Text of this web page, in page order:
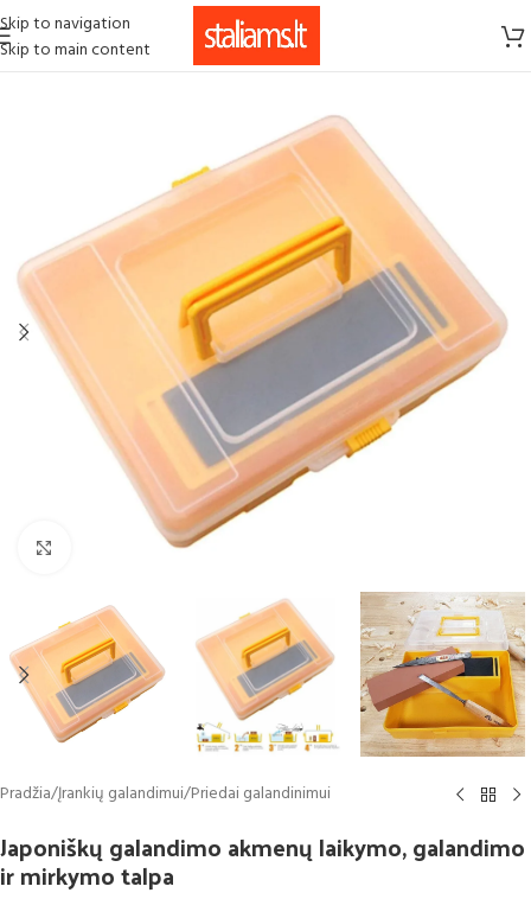
Skip to navigation
Skip to main content
Click to enlarge
Pradžia/Įrankių galandimui/Priedai galandinimui
Japoniškų galandimo akmenų laikymo, galandimo
ir mirkymo talpa